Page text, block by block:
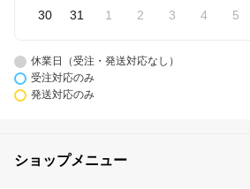
30 31 1 2 3 4 5
休業日（受注・発送対応なし）
受注対応のみ
発送対応のみ
ショップメニュー